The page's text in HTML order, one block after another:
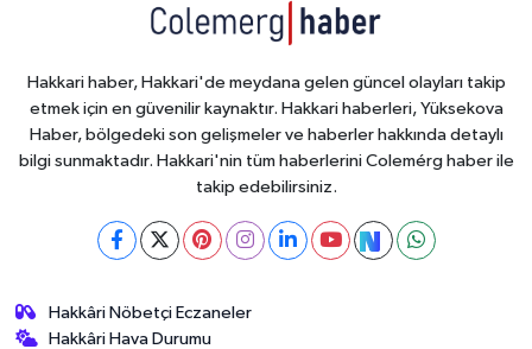
Hakkari haber, Hakkari'de meydana gelen güncel olayları takip
etmek için en güvenilir kaynaktır. Hakkari haberleri, Yüksekova
Haber, bölgedeki son gelişmeler ve haberler hakkında detaylı
bilgi sunmaktadır. Hakkari'nin tüm haberlerini Colemérg haber ile
takip edebilirsiniz.
Hakkâri Nöbetçi Eczaneler
Hakkâri Hava Durumu